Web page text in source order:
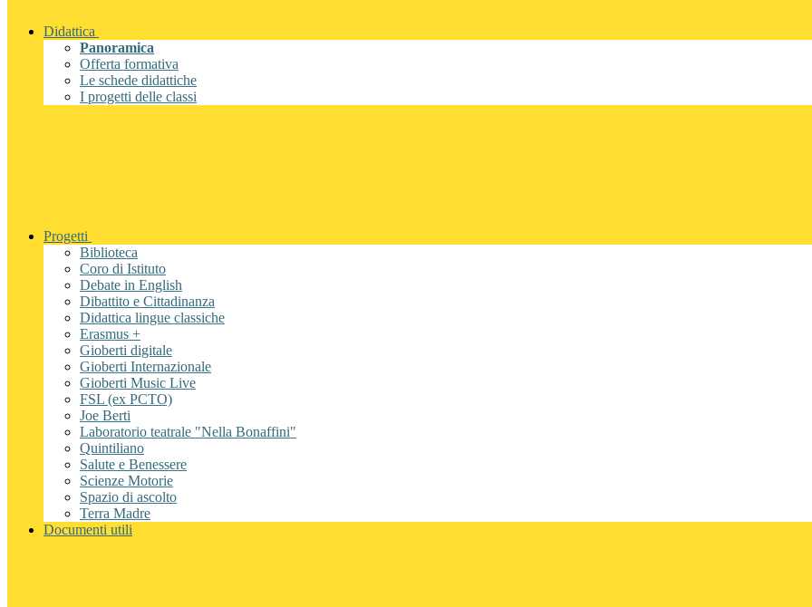
Didattica
Panoramica
Offerta formativa
Le schede didattiche
I progetti delle classi
Progetti
Biblioteca
Coro di Istituto
Debate in English
Dibattito e Cittadinanza
Didattica lingue classiche
Erasmus +
Gioberti digitale
Gioberti Internazionale
Gioberti Music Live
FSL (ex PCTO)
Joe Berti
Laboratorio teatrale "Nella Bonaffini"
Quintiliano
Salute e Benessere
Scienze Motorie
Spazio di ascolto
Terra Madre
Documenti utili